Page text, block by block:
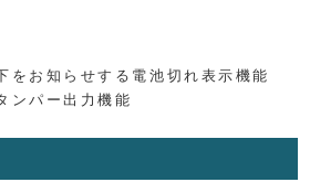
をお知らせする電池切れ表示機能
ンパー出力機能